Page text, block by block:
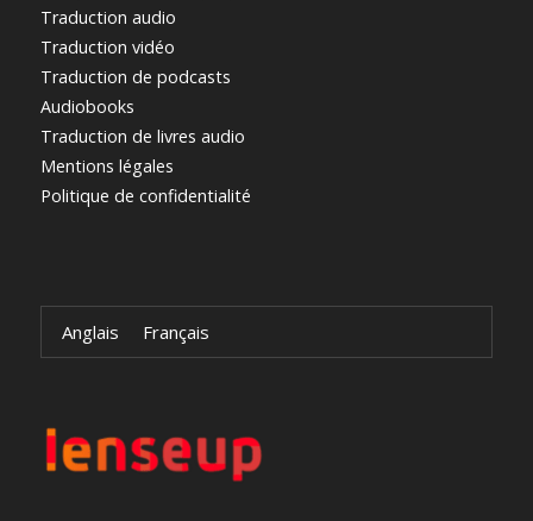
Traduction audio
Traduction vidéo
Traduction de podcasts
Audiobooks
Traduction de livres audio
Mentions légales
Politique de confidentialité
Anglais Français